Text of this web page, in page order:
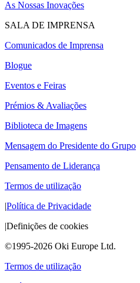
As Nossas Inovações
SALA DE IMPRENSA
Comunicados de Imprensa
Blogue
Eventos e Feiras
Prémios & Avaliações
Biblioteca de Imagens
Mensagem do Presidente do Grupo
Pensamento de Liderança
Termos de utilização
|Política de Privacidade
|Definições de cookies
©1995-2026 Oki Europe Ltd.
Termos de utilização